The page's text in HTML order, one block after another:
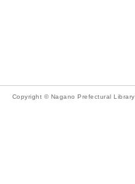
Copyright © Nagano Prefectural Library